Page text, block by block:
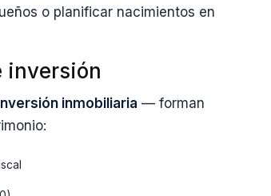
o planificar nacimientos en
inversión
inmobiliaria — forman